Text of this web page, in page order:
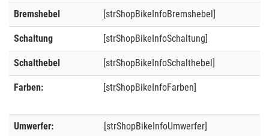
Bremshebel [strShopBikeInfoBremshebel]
Schaltung [strShopBikeInfoSchaltung]
Schalthebel [strShopBikeInfoSchalthebel]
Farben: [strShopBikeInfoFarben]
Umwerfer: [strShopBikeInfoUmwerfer]